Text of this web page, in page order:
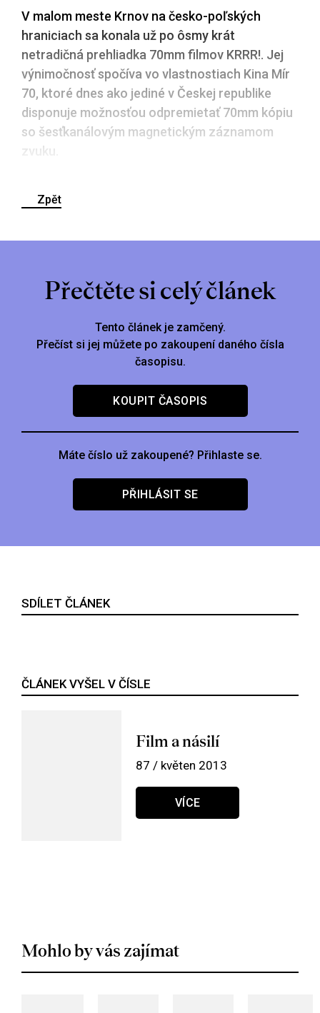
V malom meste Krnov na česko-poľských
hraniciach sa konala už po ôsmy krát
netradičná prehliadka 70mm filmov KRRR!. Jej
výnimočnosť spočíva vo vlastnostiach Kina Mír
70, ktoré dnes ako jediné v Českej republike
disponuje možnosťou odpremietať 70mm kópiu
so šesťkanálovým magnetickým záznamom
zvuku.
Zpět
Přečtěte si celý článek
Tento článek je zamčený.
Přečíst si jej můžete po zakoupení daného čísla
časopisu.
KOUPIT ČASOPIS
Máte číslo už zakoupené? Přihlaste se.
PŘIHLÁSIT SE
SDÍLET ČLÁNEK
ČLÁNEK VYŠEL V ČÍSLE
Film a násilí
87 / květen 2013
VÍCE
Mohlo by vás zajímat